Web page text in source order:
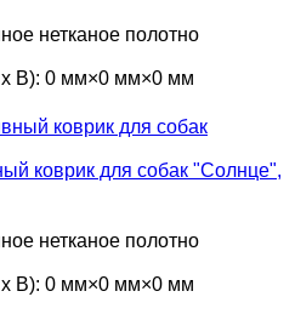
нетканое полотно
В): 0 мм×0 мм×0 мм
коврик для собак "Солнце",
нетканое полотно
В): 0 мм×0 мм×0 мм